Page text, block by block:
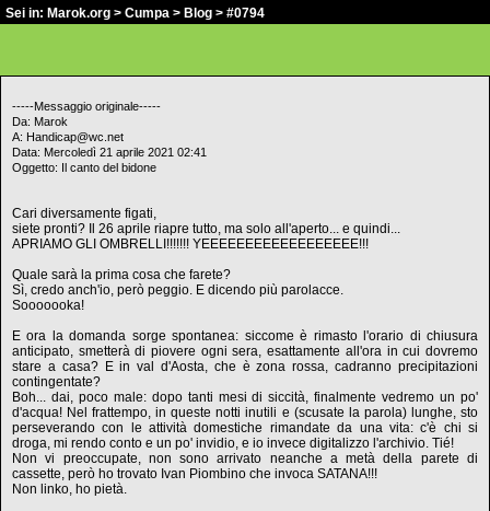
Sei in: Marok.org > Cumpa > Blog > #0794
-----Messaggio originale-----
Da: Marok
A: Handicap@wc.net
Data: Mercoledì 21 aprile 2021 02:41
Oggetto: Il canto del bidone
Cari diversamente figati,
siete pronti? Il 26 aprile riapre tutto, ma solo all'aperto... e quindi...
APRIAMO GLI OMBRELLI!!!!!!! YEEEEEEEEEEEEEEEEEE!!!
Quale sarà la prima cosa che farete?
Sì, credo anch'io, però peggio. E dicendo più parolacce.
Sooooooka!
E ora la domanda sorge spontanea: siccome è rimasto l'orario di chiusura
anticipato, smetterà di piovere ogni sera, esattamente all'ora in cui dovremo
stare a casa? E in val d'Aosta, che è zona rossa, cadranno precipitazioni
contingentate?
Boh... dai, poco male: dopo tanti mesi di siccità, finalmente vedremo un po'
d'acqua! Nel frattempo, in queste notti inutili e (scusate la parola) lunghe, sto
perseverando con le attività domestiche rimandate da una vita: c'è chi si
droga, mi rendo conto e un po' invidio, e io invece digitalizzo l'archivio. Tié!
Non vi preoccupate, non sono arrivato neanche a metà della parete di
cassette, però ho trovato Ivan Piombino che invoca SATANA!!!
Non linko, ho pietà.